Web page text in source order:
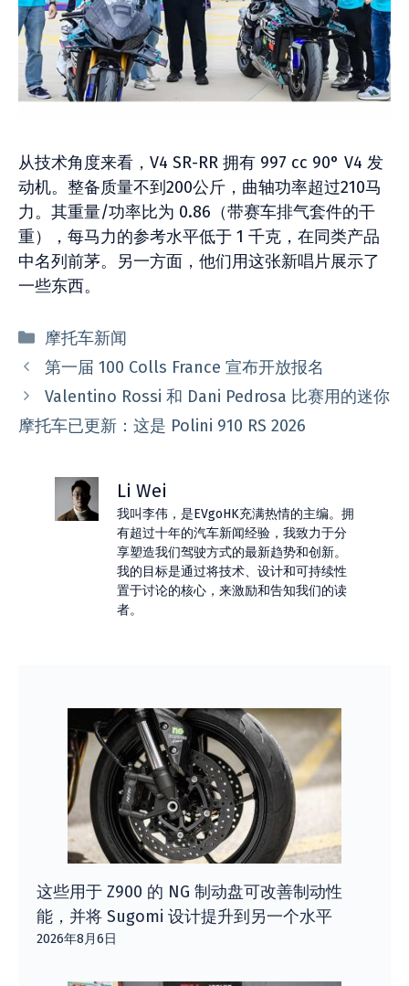
从技术角度来看，V4 SR-RR 拥有 997 cc 90° V4 发
动机。整备质量不到200公斤，曲轴功率超过210马
力。其重量/功率比为 0.86（带赛车排气套件的干
重），每马力的参考水平低于 1 千克，在同类产品
中名列前茅。另一方面，他们用这张新唱片展示了
一些东西。
分
类
摩托车新闻
第一届 100 Colls France 宣布开放报名
Valentino Rossi 和 Dani Pedrosa 比赛用的迷你
摩托车已更新：这是 Polini 910 RS 2026
Li Wei
我叫李伟，是EVgoHK充满热情的主编。拥
有超过十年的汽车新闻经验，我致力于分
享塑造我们驾驶方式的最新趋势和创新。
我的目标是通过将技术、设计和可持续性
置于讨论的核心，来激励和告知我们的读
者。
这些用于 Z900 的 NG 制动盘可改善制动性
能，并将 Sugomi 设计提升到另一个水平
2026年8月6日